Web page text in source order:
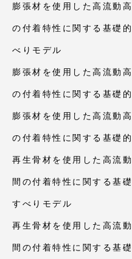
膨張材を使用した高流動
の付着特性に関する基礎
べりモデル
膨張材を使用した高流動
の付着特性に関する基礎
膨張材を使用した高流動
の付着特性に関する基礎
再生骨材を使用した高流
間の付着特性に関する基
すべりモデル
再生骨材を使用した高流
間の付着特性に関する基